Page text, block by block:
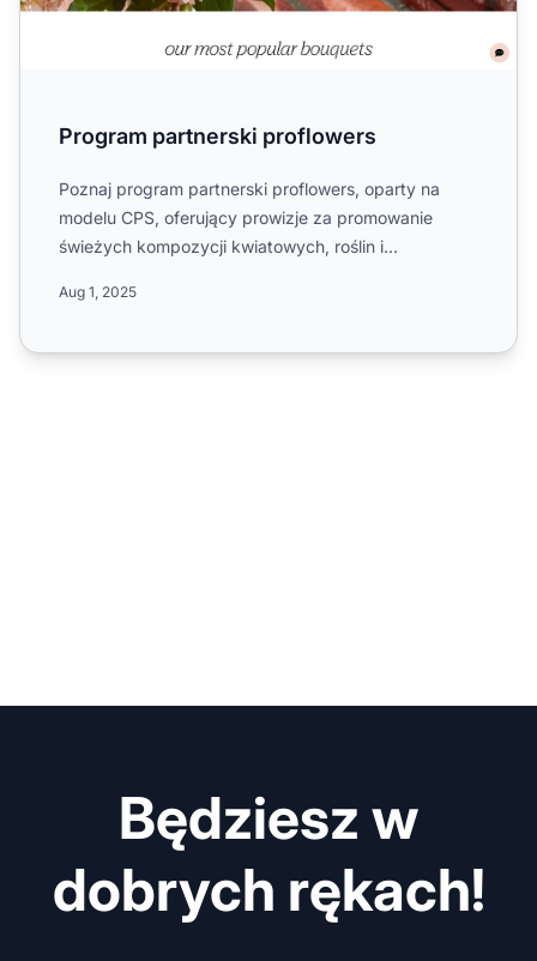
Program partnerski proflowers
Poznaj program partnerski proflowers, oparty na
modelu CPS, oferujący prowizje za promowanie
świeżych kompozycji kwiatowych, roślin i
Aug 1, 2025
Będziesz w
dobrych rękach!